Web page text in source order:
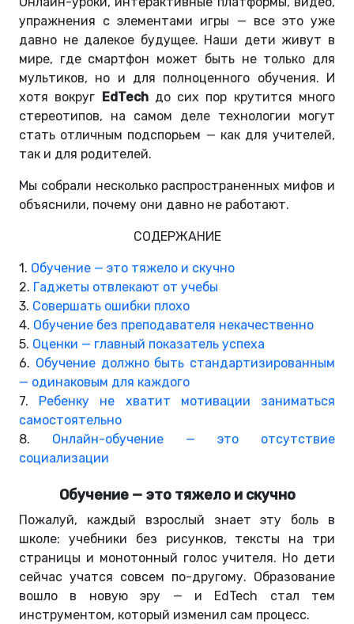
упражнения с элементами игры — все это уже
давно не далекое будущее. Наши дети живут в
мире, где смартфон может быть не только для
мультиков, но и для полноценного обучения. И
хотя вокруг EdTech до сих пор крутится много
стереотипов, на самом деле технологии могут
стать отличным подспорьем — как для учителей,
так и для родителей.
Мы собрали несколько распространенных мифов и
объяснили, почему они давно не работают.
СОДЕРЖАНИЕ
1. Обучение — это тяжело и скучно
2. Гаджеты отвлекают от учебы
3. Совершать ошибки плохо
4. Обучение без преподавателя некачественно
5. Оценки — главный показатель успеха
6. Обучение должно быть стандартизированным
— одинаковым для каждого
7. Ребенку не хватит мотивации заниматься
самостоятельно
8. Онлайн-обучение — это отсутствие
социализации
Обучение — это тяжело и скучно
Пожалуй, каждый взрослый знает эту боль в
школе: учебники без рисунков, тексты на три
страницы и монотонный голос учителя. Но дети
сейчас учатся совсем по-другому. Образование
вошло в новую эру — и EdTech стал тем
инструментом, который изменил сам процесс.